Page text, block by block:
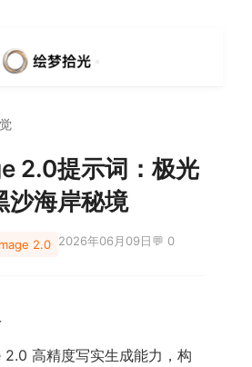
2.0提示词：极光
沙海岸秘境
2.0 2026年06月09日💬 0
高精度写实生成能力，构